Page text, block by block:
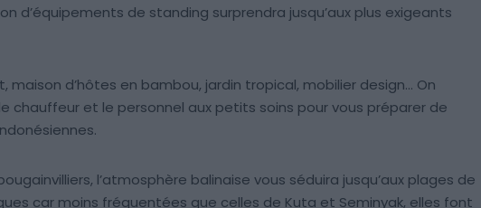
d’équipements de standing surprendra jusqu’aux plus exigeants
maison d’hôtes en bambou, jardin tropical, mobilier design… On
chauffeur et le personnel aux petits soins pour vous préparer de
l’atmosphère balinaise vous séduira jusqu’aux plages de
car moins fréquentées que celles de Kuta et Seminyak, elles font